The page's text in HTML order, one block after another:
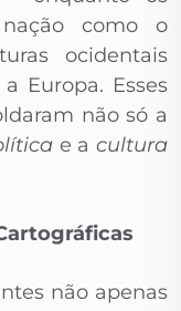
nação como o
ocidentais
Europa. Esses
não só a
e acultura
não apenas